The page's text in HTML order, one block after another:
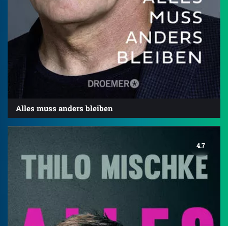
Alles muss anders bleiben
4.7